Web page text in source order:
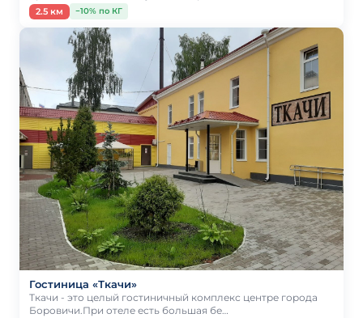
2.5 км −10% по КГ
Гостиница «Ткачи»
Ткачи - это целый гостиничный комплекс центре города
Боровичи.При отеле есть большая бе…